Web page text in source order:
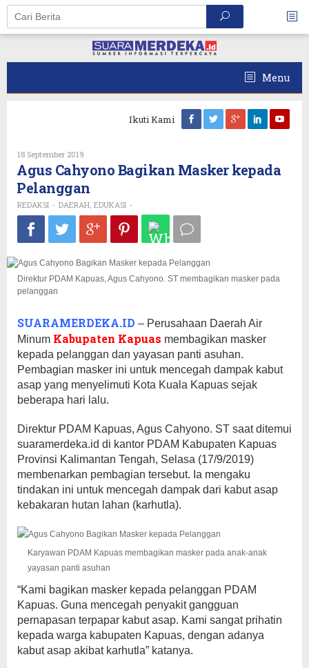
Skip
content
Menu
Ikuti Kami
18 September 2019
Agus Cahyono Bagikan Masker kepada
Pelanggan
REDAKSI - DAERAH EDUKASI -
Direktur PDAM Kapuas, Agus Cahyono. ST membagikan masker pada
pelanggan
SUARAMERDEKA.ID – Perusahaan Daerah Air
Minum Kabupaten Kapuas membagikan masker
kepada pelanggan dan yayasan panti asuhan.
Pembagian masker ini untuk mencegah dampak kabut
asap yang menyelimuti Kota Kuala Kapuas sejak
beberapa hari lalu.
Direktur PDAM Kapuas, Agus Cahyono. ST saat ditemui
suaramerdeka.id di kantor PDAM Kabupaten Kapuas
Provinsi Kalimantan Tengah, Selasa (17/9/2019)
membenarkan pembagian tersebut. Ia mengaku
tindakan ini untuk mencegah dampak dari kabut asap
kebakaran hutan lahan (karhutla).
Karyawan PDAM Kapuas membagikan masker pada anak-anak
yayasan panti asuhan
“Kami bagikan masker kepada pelanggan PDAM
Kapuas. Guna mencegah penyakit gangguan
pernapasan terpapar kabut asap. Kami sangat prihatin
kepada warga kabupaten Kapuas, dengan adanya
kabut asap akibat karhutla” katanya.